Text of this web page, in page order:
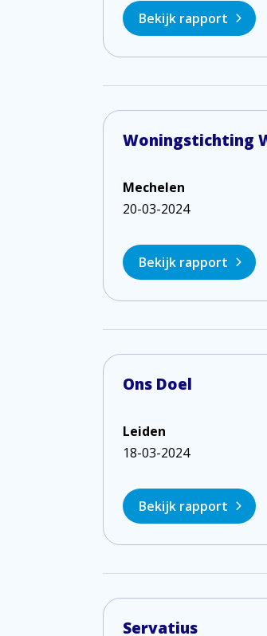
Bekijk rapport
Woningstichting
Mechelen
20-03-2024
Bekijk rapport
Ons Doel
Leiden
18-03-2024
Bekijk rapport
Servatius